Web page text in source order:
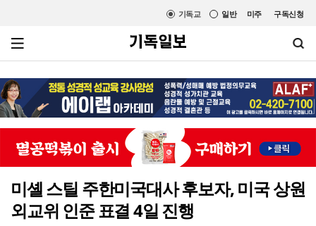
미주 구독신청
일반
기독교
미셸 스틸 주한미국대사 후보자, 미국 상원
외교위 인준 표결 4일 진행